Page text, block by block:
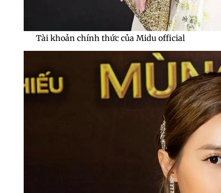
Tài khoản chính thức của Midu official